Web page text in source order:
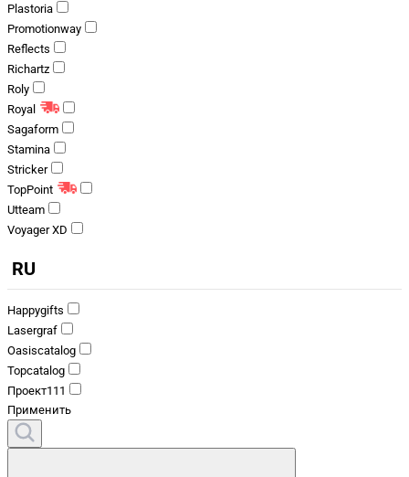
Plastoria
Promotionway
Reflects
Richartz
Roly
Royal
Sagaform
Stamina
Stricker
TopPoint
Utteam
Voyager XD
RU
Happygifts
Lasergraf
Oasiscatalog
Topcatalog
Проект111
Применить